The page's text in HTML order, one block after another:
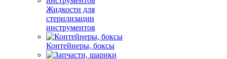
Жидкости для
стерилизации
инструментов
Контейнеры, боксы